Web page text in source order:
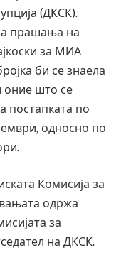
(ДКСК).
прашања на
за МИА
би се знаела
оние што се
постапката по
односно по
Комисија за
одржа
за
на ДКСК.